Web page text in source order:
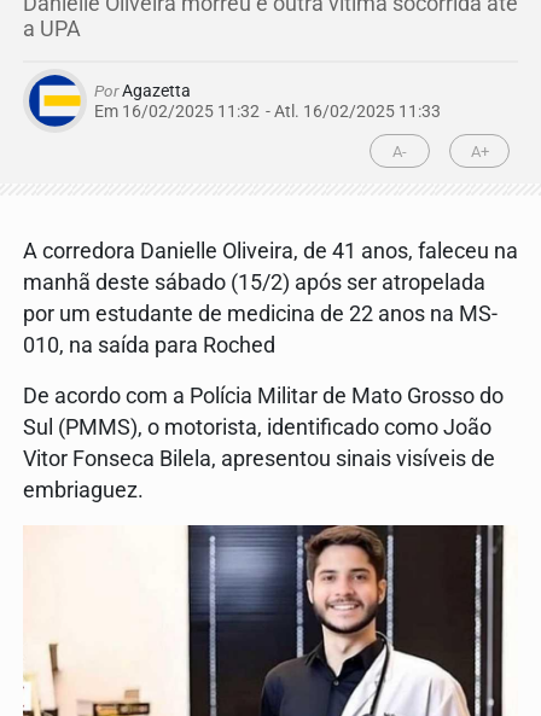
a UPA
PorAgazetta
Em 16/02/2025 11:32 - Atl. 16/02/2025 11:33
A- A+
A corredora Danielle Oliveira, de 41 anos, faleceu na
manhã deste sábado (15/2) após ser atropelada
por um estudante de medicina de 22 anos na MS-
010, na saída para Roched
De acordo com a Polícia Militar de Mato Grosso do
Sul (PMMS), o motorista, identificado como João
Vitor Fonseca Bilela, apresentou sinais visíveis de
embriaguez.